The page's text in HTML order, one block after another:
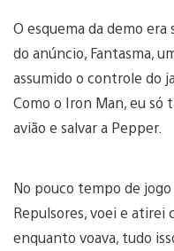
O esquema da demo
do anúncio, Fantasma,
assumido o controle do
Como o Iron Man, eu só
avião e salvar a Pepper.
No pouco tempo de
Repulsores, voei e atirei
enquanto voava, tudo